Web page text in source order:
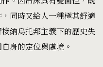
同時又給人一種極其舒適
納烏托邦主義下的歷史失
身的定位與處境。